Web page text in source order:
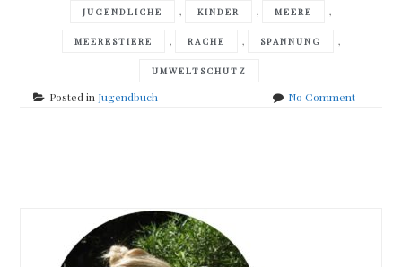
JUGENDLICHE , KINDER , MEERE ,
MEERESTIERE , RACHE , SPANNUNG ,
UMWELTSCHUTZ
Posted in Jugendbuch No Commenton
navigation